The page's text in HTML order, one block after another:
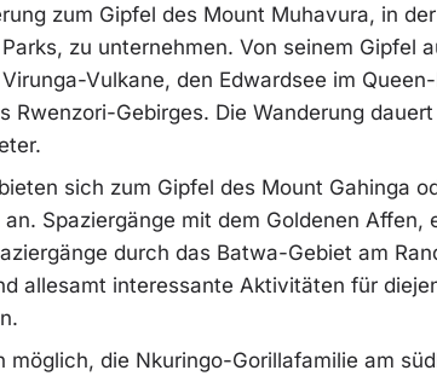
zum Gipfel des Mount Muhavura, in
zu unternehmen. Von seinem Gipfel
Vulkane, den Edwardsee im
Rwenzori-Gebirges. Die Wanderung
sich zum Gipfel des Mount Gahinga
Spaziergänge mit dem Goldenen Affen,
durch das Batwa-Gebiet am
allesamt interessante Aktivitäten für
möglich, die Nkuringo-Gorillafamilie am